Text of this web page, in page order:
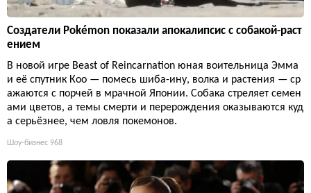
Создатели Pokémon показали апокалипсис с собакой-раст
ением
В новой игре Beast of Reincarnation юная воительница Эмма
и её спутник Кoo — помесь шиба-ину, волка и растения — ср
ажаются с порчей в мрачной Японии. Собака стреляет семен
ами цветов, а темы смерти и перерождения оказываются куд
а серьёзнее, чем ловля покемонов.
Шоу-бизнес 968